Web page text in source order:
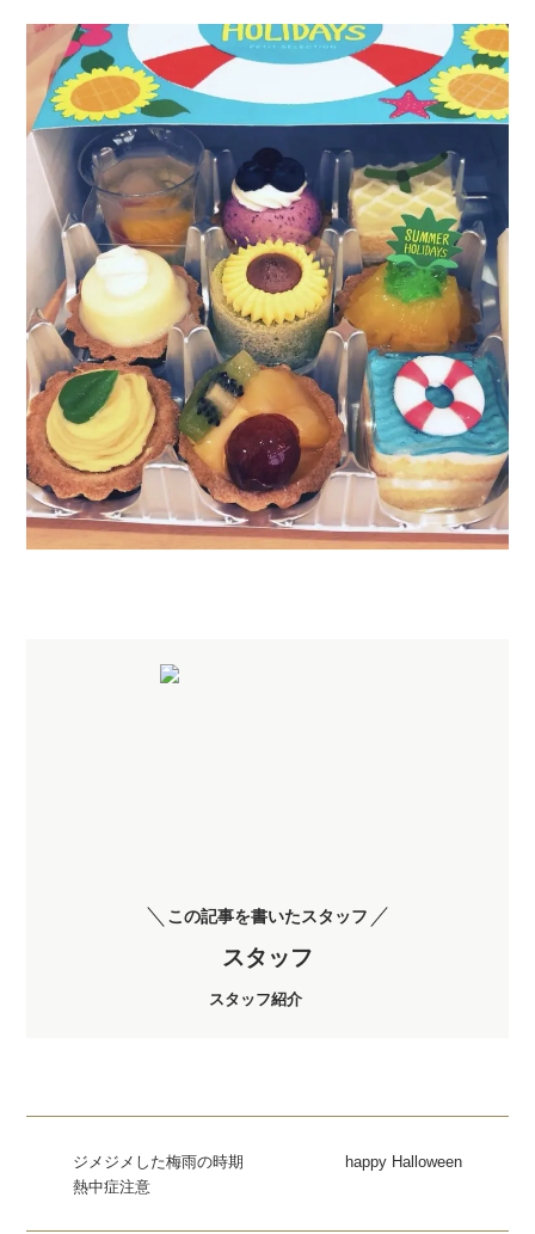
この記事を書いたスタッフ
スタッフ
スタッフ紹介
ジメジメした梅雨の時期
熱中症注意
happy Halloween